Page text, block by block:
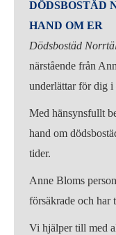
DÖDSBOSTÄD
HAND OM ER
Dödsbostäd
närstående från
underlättar för dig i
Med hänsynsfullt
hand om
tider.
Anne Bloms
försäkrade och har
Vi hjälper till med